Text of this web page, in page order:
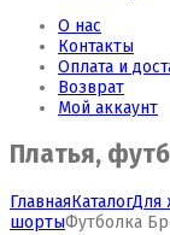
О нас
Контакты
Оплата и
Возврат
Мой аккаунт
Платья,
ГлавнаяКаталогДля
шортыФутболка